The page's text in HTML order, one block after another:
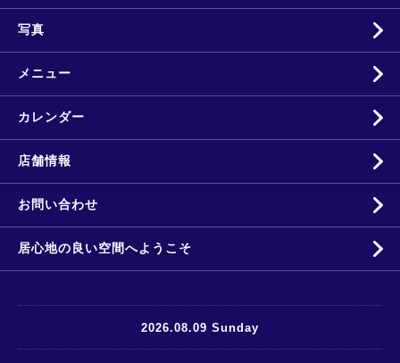
写真
メニュー
カレンダー
店舗情報
お問い合わせ
居心地の良い空間へようこそ
2026.08.09 Sunday